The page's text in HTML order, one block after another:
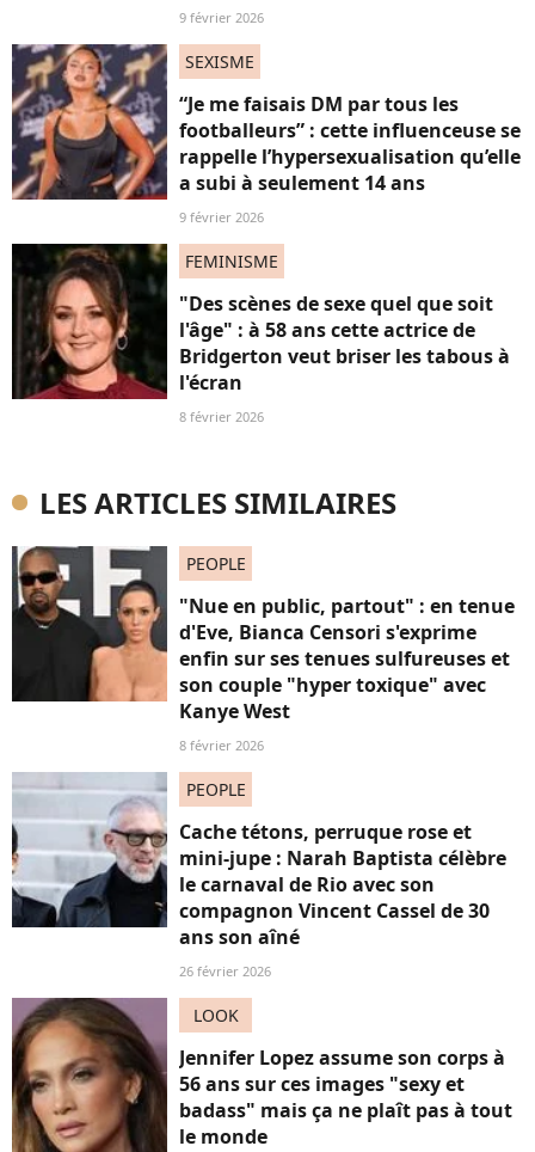
9 février 2026
SEXISME
“Je me faisais DM par tous les
footballeurs” : cette influenceuse se
rappelle l’hypersexualisation qu’elle
a subi à seulement 14 ans
9 février 2026
FEMINISME
"Des scènes de sexe quel que soit
l'âge" : à 58 ans cette actrice de
Bridgerton veut briser les tabous à
l'écran
8 février 2026
LES ARTICLES SIMILAIRES
PEOPLE
"Nue en public, partout" : en tenue
d'Eve, Bianca Censori s'exprime
enfin sur ses tenues sulfureuses et
son couple "hyper toxique" avec
Kanye West
8 février 2026
PEOPLE
Cache tétons, perruque rose et
mini-jupe : Narah Baptista célèbre
le carnaval de Rio avec son
compagnon Vincent Cassel de 30
ans son aîné
26 février 2026
LOOK
Jennifer Lopez assume son corps à
56 ans sur ces images "sexy et
badass" mais ça ne plaît pas à tout
le monde